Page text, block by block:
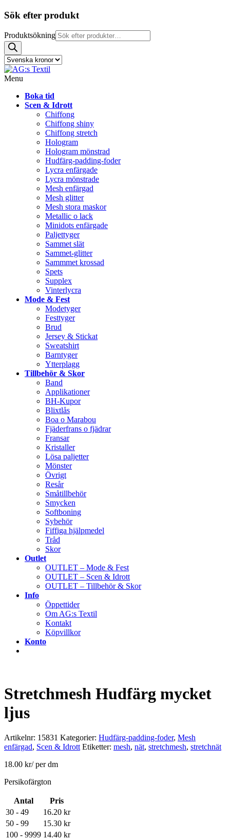
Sök efter produkt
Produktsökning
Menu
Boka tid
Scen & Idrott
Chiffong
Chiffong shiny
Chiffong stretch
Hologram
Hologram mönstrad
Hudfärg-padding-foder
Lycra enfärgade
Lycra mönstrade
Mesh enfärgad
Mesh glitter
Mesh stora maskor
Metallic o lack
Minidots enfärgade
Paljettyger
Sammet slät
Sammet-glitter
Sammmet krossad
Spets
Supplex
Vinterlycra
Mode & Fest
Modetyger
Festtyger
Brud
Jersey & Stickat
Sweatshirt
Barntyger
Ytterplagg
Tillbehör & Skor
Band
Applikationer
BH-Kupor
Blixtlås
Boa o Marabou
Fjäderfrans o fjädrar
Fransar
Kristaller
Lösa paljetter
Mönster
Övrigt
Resår
Småtillbehör
Smycken
Softboning
Sybehör
Fiffiga hjälpmedel
Tråd
Skor
Outlet
OUTLET – Mode & Fest
OUTLET – Scen & Idrott
OUTLET – Tillbehör & Skor
Info
Öppettider
Om AG:s Textil
Kontakt
Köpvillkor
Konto
Stretchmesh Hudfärg mycket
ljus
Artikelnr: 15831 Kategorier: Hudfärg-padding-foder, Mesh
enfärgad, Scen & Idrott Etiketter: mesh, nät, stretchmesh, stretchnät
18.00 kr/ per dm
Persikofärgton
Antal
Pris
30 - 49
16.20 kr
50 - 99
15.30 kr
100 - 9999 14.40 kr